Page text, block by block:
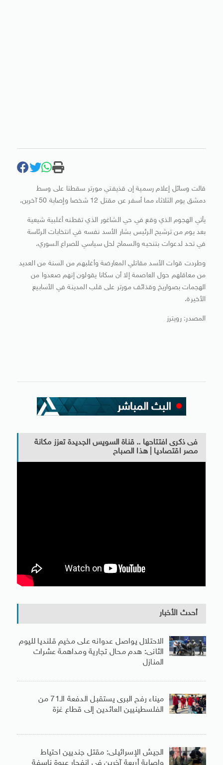
قالت وسائل إعلام رسمية إن قذيفتي مورتر سقطتا على وسط
دمشق يوم الثلاثاء مما أسفر عن مقتل 12 شخصا وإصابة 50 آخرين.
يأتي الهجوم الذي وقع في حي الشاغور الذي تقطنه أغلبية شيعية
بعد يوم من ترشيح الرئيس بشار الأسد نفسه في انتخابات الرئاسة
في تحد لدعوات بتنحيه والسماح لحل سياسي للصراع السوري.
وطردت قوات الأسد مقاتلي المعارضة وأغلبهم من السنة من العديد
من معاقلهم حول العاصمة إلا أن سكانا يقولون إنهم صعدوا من
الهجمات بصواريخ وقذائف مورتر على قلب المدينة في الأسابيع
الأخيرة.
المصدر: رويترز
فى ذكرى افتتاحها .. قناة السويس الجديدة تعزز مكانة
مصر اقتصاديا | هذا الصباح
أحدث الأخبار
الاحتلال يواصل عدوانه على مخيم قلنديا لليوم
الثانى: هدم محال تجارية ومداهمة عشرات
المنازل
ميناء رفح البرى يستقبل الدفعة الـ71 من
الفلسطينيين العائدين إلى قطاع غزة
الجيش الإسرائيلى: مقتل جنديين احتياط